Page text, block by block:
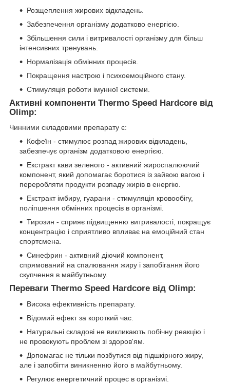
Розщеплення жирових відкладень.
Забезпечення організму додатково енергією.
Збільшення сили і витривалості організму для більш
інтенсивних тренувань.
Нормалізація обмінних процесів.
Покращення настрою і психоемоційного стану.
Стимуляція роботи імунної системи.
Активні компоненти Thermo Speed Hardcore від
Olimp:
Чинними складовими препарату є:
Кофеїн - стимулює розпад жирових відкладень,
забезпечує організм додатковою енергією.
Екстракт кави зеленого - активний жироспалюючий
компонент, який допомагає боротися із зайвою вагою і
переробляти продукти розпаду жирів в енергію.
Екстракт імбиру, гуарани - стимуляція кровообігу,
поліпшення обмінних процесів в організмі.
Тирозин - сприяє підвищенню витривалості, покращує
концентрацію і сприятливо впливає на емоційний стан
спортсмена.
Синефрин - активний діючий компонент,
спрямований на спалювання жиру і запобігання його
скупчення в майбутньому.
Переваги Thermo Speed Hardcore від Olimp:
Висока ефективність препарату.
Відомий ефект за короткий час.
Натуральні складові не викликають побічну реакцію і
не провокують проблем зі здоров'ям.
Допомагає не тільки позбутися від підшкірного жиру,
але і запобігти виникненню його в майбутньому.
Регулює енергетичний процес в організмі.